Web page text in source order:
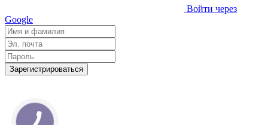
Войти через
Google
Зарегистрироваться